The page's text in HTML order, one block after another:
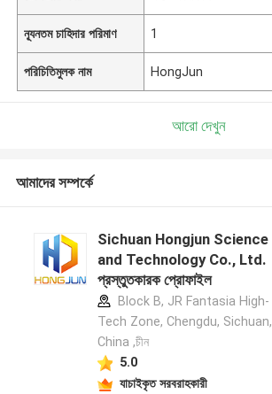
ন্যূনতম চাহিদার পরিমাণ 1
পরিচিতিমুলক নাম HongJun
আরো দেখুন
আমাদের সম্পর্কে
Sichuan Hongjun Science
and Technology Co., Ltd.
প্রস্তুতকারক প্রোফাইল
Block B, JR Fantasia High-
Tech Zone, Chengdu, Sichuan,
China ,চীন
5.0
যাচাইকৃত সরবরাহকারী